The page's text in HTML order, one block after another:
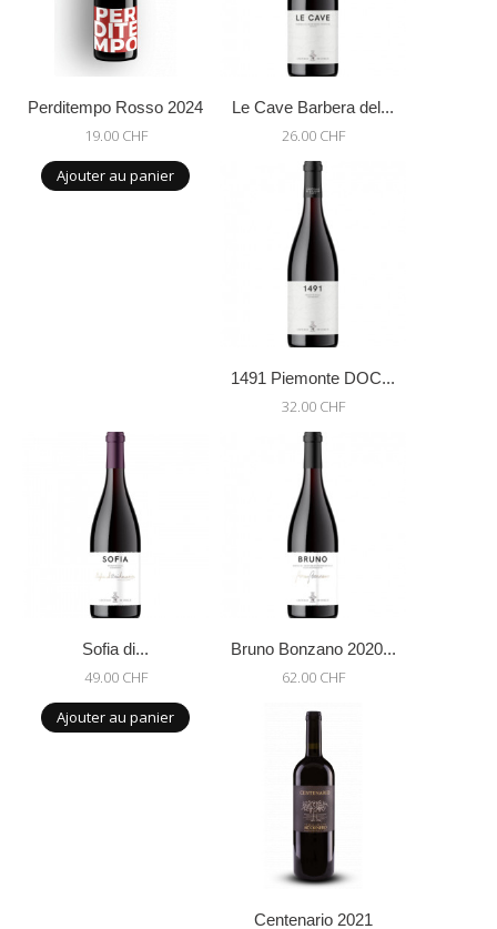
Perditempo Rosso 2024
19.00 CHF
Ajouter au panier
Le Cave Barbera del...
26.00 CHF
1491 Piemonte DOC...
32.00 CHF
Sofia di...
49.00 CHF
Ajouter au panier
Bruno Bonzano 2020...
62.00 CHF
Centenario 2021